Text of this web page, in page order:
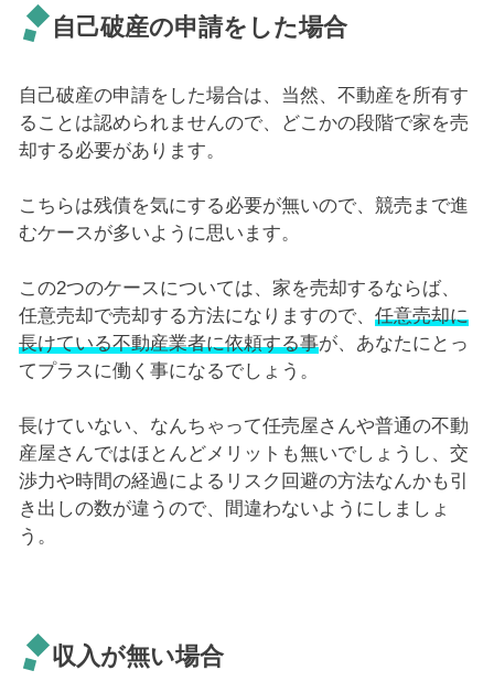
自己破産の申請をした場合
自己破産の申請をした場合は、当然、不動産を所有す
ることは認められませんので、どこかの段階で家を売
却する必要があります。
こちらは残債を気にする必要が無いので、競売まで進
むケースが多いように思います。
この2つのケースについては、家を売却するならば、
任意売却で売却する方法になりますので、 任意売却に
長けている不動産業者に依頼する事が、あなたにとっ
てプラスに働く事になるでしょう。
長けていない、なんちゃって任売屋さんや普通の不動
産屋さんではほとんどメリットも無いでしょうし、交
渉力や時間の経過によるリスク回避の方法なんかも引
き出しの数が違うので、間違わないようにしましょ
う。
収入が無い場合